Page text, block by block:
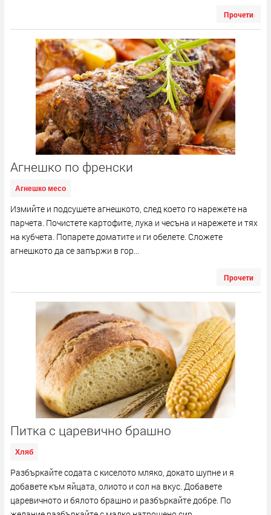
Прочети
Агнешко по френски
Агнешко месо
Измийте и подсушете агнешкото, след което го нарежете на
парчета. Почистете карто­фите, лука и чесъна и нарежете и тях
на кубчета. Попарете доматите и ги обелете. Сложете
агнешкото да се запържи в гор...
Прочети
Питка с царевично брашно
Хляб
Разбъркайте содата с киселото мляко, докато шупне и я
добавете към яйцата, олиото и сол на вкус. Добавете
царевичното и бялото брашно и разбъркайте добре. По